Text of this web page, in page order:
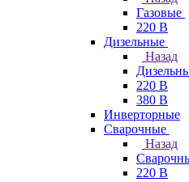
Газовые
220 В
Дизельные
Назад
220 В
380 В
Инверторные
Сварочные
Назад
220 В